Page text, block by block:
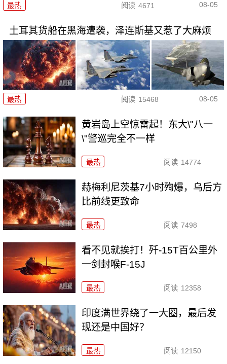
最热 阅读 4671 08-05
土耳其货船在黑海遭袭，泽连斯基又惹了大麻烦
最热 阅读 15468 08-05
黄岩岛上空惊雷起！东大\"八一
\"警巡完全不一样
最热 阅读 14774
赫梅利尼茨基7小时殉爆，乌后方
比前线更致命
最热 阅读 7498
看不见就挨打！歼-15T百公里外
一剑封喉F-15J
最热 阅读 12358
印度满世界绕了一大圈，最后发
现还是中国好？
最热 阅读 12150